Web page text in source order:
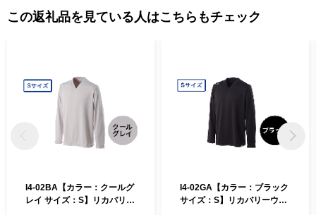
この返礼品を見ている人はこちらもチェック
I4-02BA【カラー：クールグ
レイ サイズ：S】リカバリー
I4-02GA【カラー：ブラック
サイズ：S】リカバリーウェ